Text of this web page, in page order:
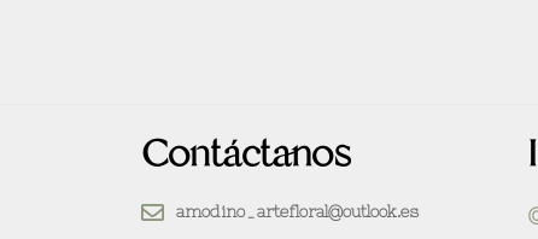
Contáctanos
amodino_artefloral@outlook.es